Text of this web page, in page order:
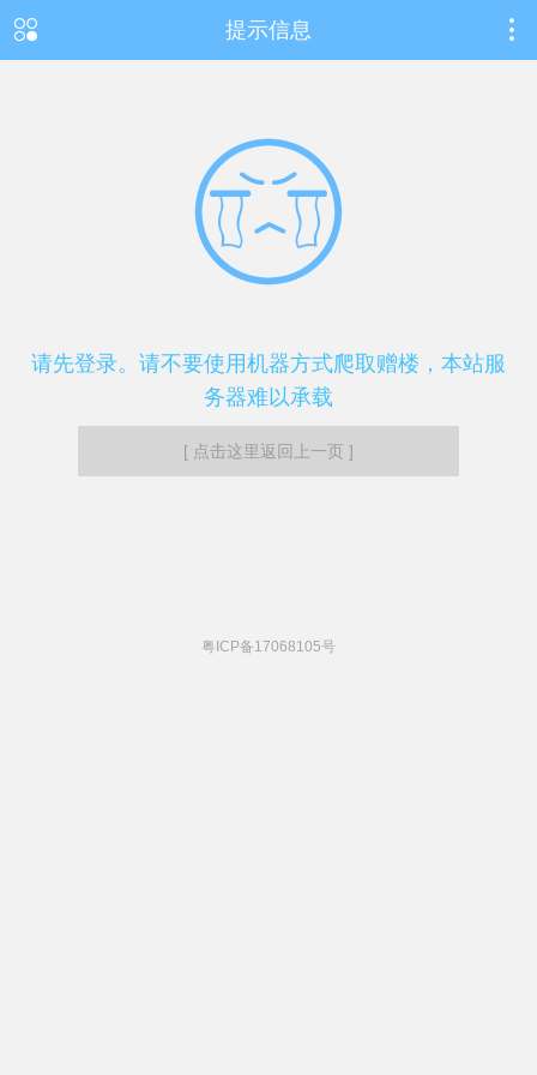
提示信息
请先登录。请不要使用机器方式爬取赠楼，本站服
务器难以承载
[ 点击这里返回上一页 ]
粤ICP备17068105号